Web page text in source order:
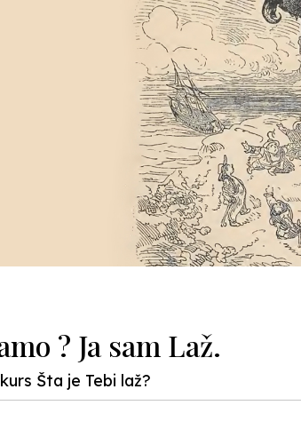
? Ja sam Laž.
Šta je Tebi laž?